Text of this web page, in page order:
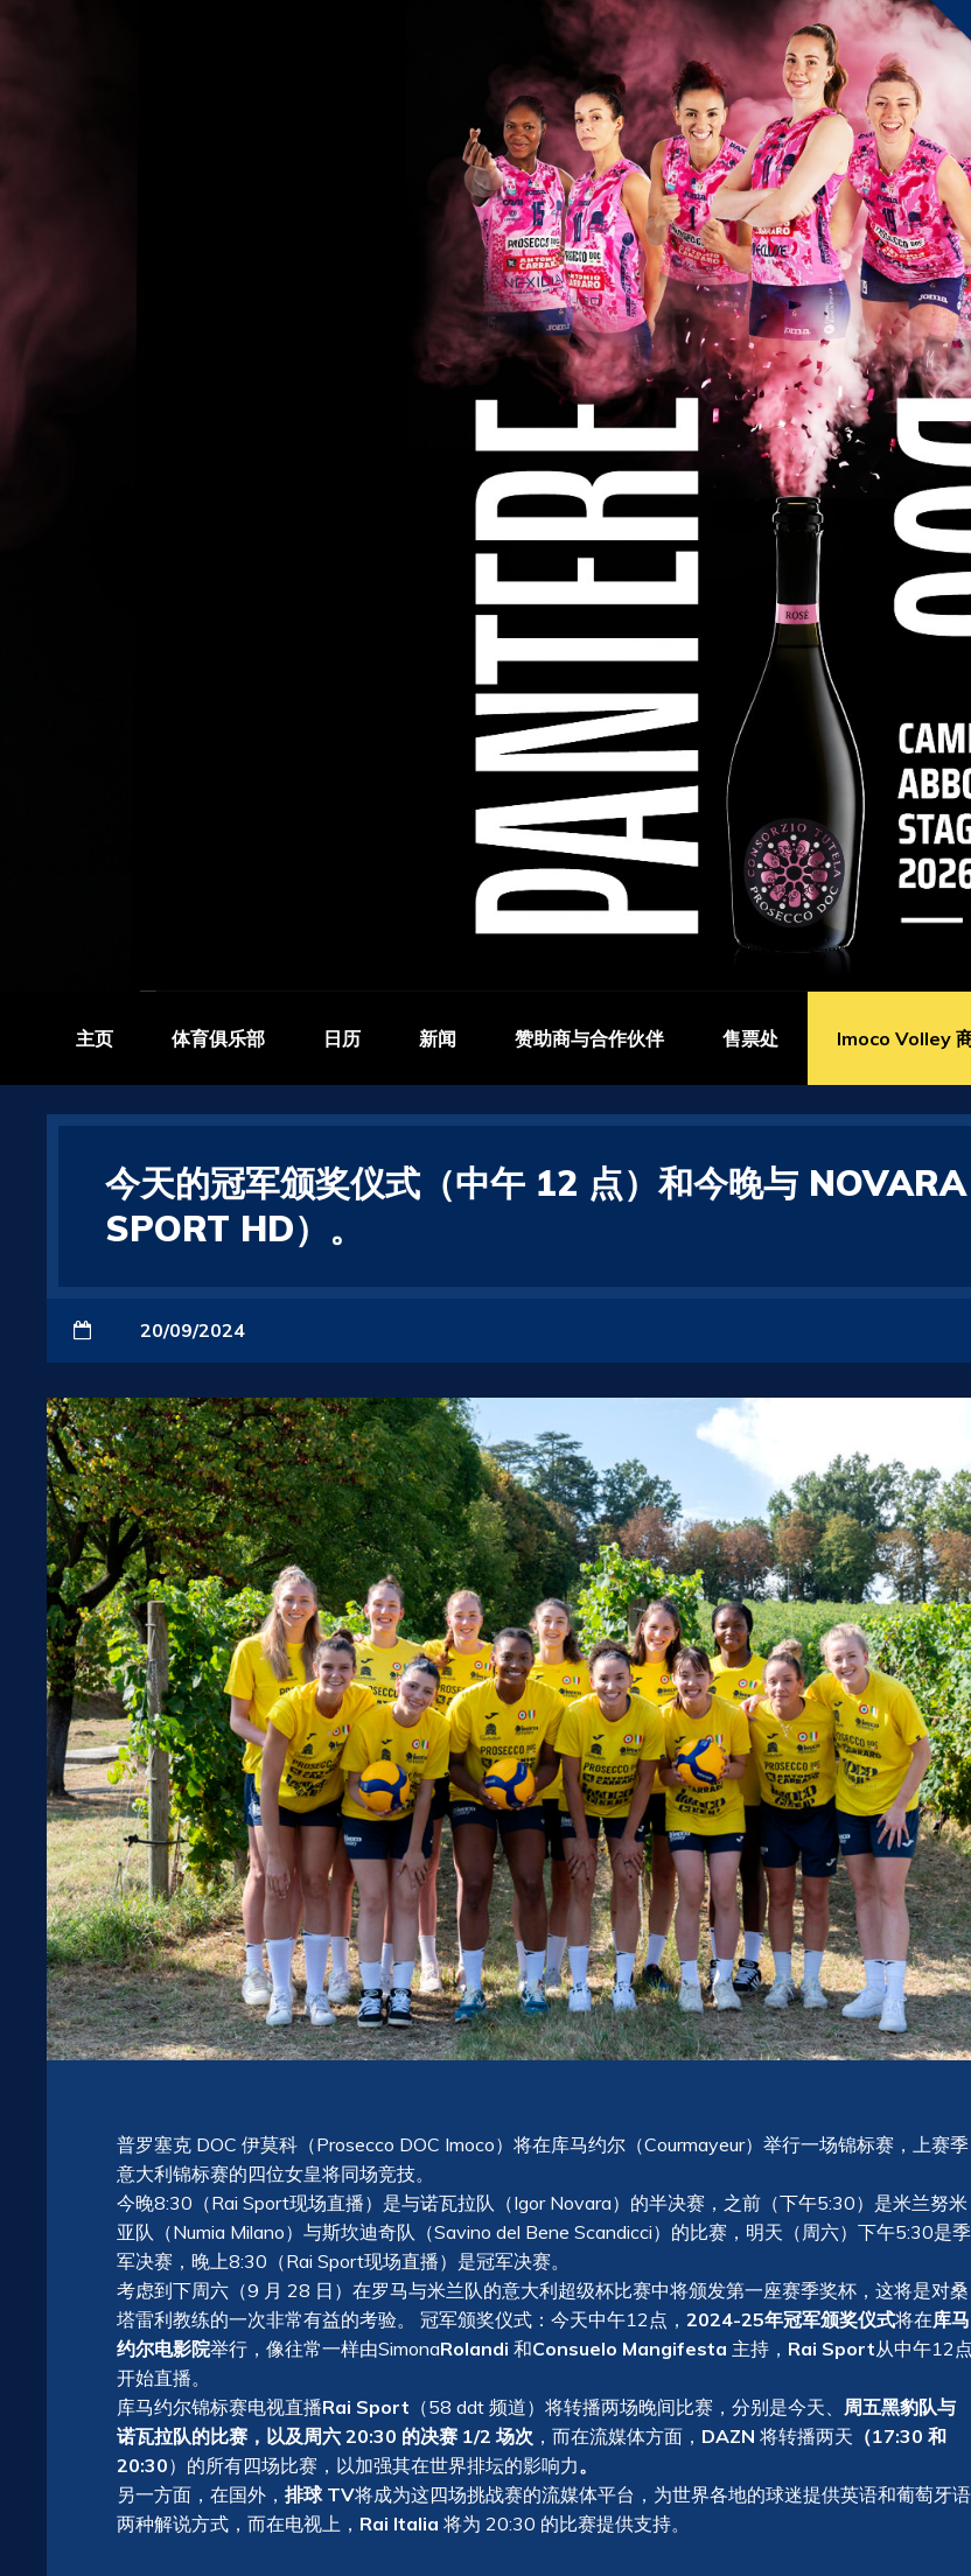
主页 体育俱乐部 日历 新闻 赞助商与合作伙伴 售票处 Imoco Volley
今天的冠军颁奖仪式（中午 12 点）和今晚与
SPORT HD）。
20/09/2024
普罗塞克 DOC 伊莫科（Prosecco DOC Imoco）将在库马约尔（Courmayeur）举行一场锦标赛，上赛季
意大利锦标赛的四位女皇将同场竞技。
今晚8:30（Rai Sport现场直播）是与诺瓦拉队（Igor Novara）的半决赛，之前（下午5:30）是米兰努米
亚队（Numia Milano）与斯坎迪奇队（Savino del Bene Scandicci）的比赛，明天（周六）下午5:30是季
军决赛，晚上8:30（Rai Sport现场直播）是冠军决赛。
考虑到下周六（9 月 28 日）在罗马与米兰队的意大利超级杯比赛中将颁发第一座赛季奖杯，这将是对桑
塔雷利教练的一次非常有益的考验。 冠军颁奖仪式：今天中午12点， 2024-25年冠军颁奖仪式将在库马
约尔电影院举行，像往常一样由SimonaRolandi 和Consuelo Mangifesta 主持， Rai Sport从中午12点
开始直播。
库马约尔锦标赛电视直播Rai Sport （58 ddt 频道）将转播两场晚间比赛，分别是今天、 周五黑豹队与
诺瓦拉队的比赛，以及周六 20:30 的决赛 1/2 场次 ，而在流媒体方面， DAZN 将转播两天 （17:30 和
20:30）的所有四场比赛，以加强其在世界排坛的影响力。
另一方面，在国外， 排球 TV将成为这四场挑战赛的流媒体平台，为世界各地的球迷提供英语和葡萄牙语
两种解说方式，而在电视上， Rai Italia 将为 20:30 的比赛提供支持。